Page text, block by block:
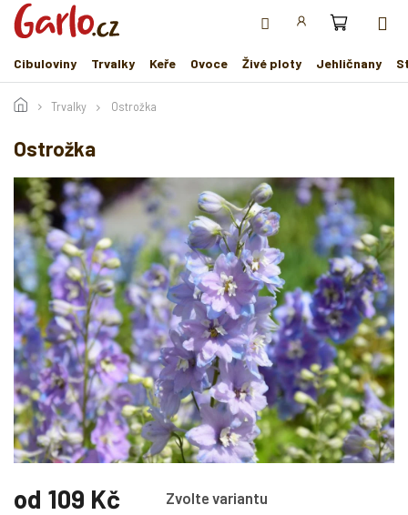
Přejít
obsah
Cibuloviny
Trvalky Keře Ovoce Živé ploty Jehličnany
Trvalky Ostrožka
Ostrožka
od 109 Kč Zvolte variantu